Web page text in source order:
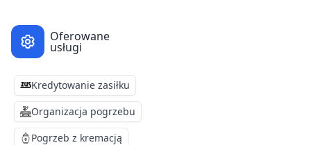
Oferowane
usługi
Kredytowanie zasiłku
Organizacja pogrzebu
Pogrzeb z kremacją